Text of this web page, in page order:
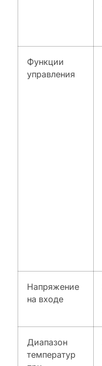
Функции
управления
Напряжение
на входе
Диапазон
температур